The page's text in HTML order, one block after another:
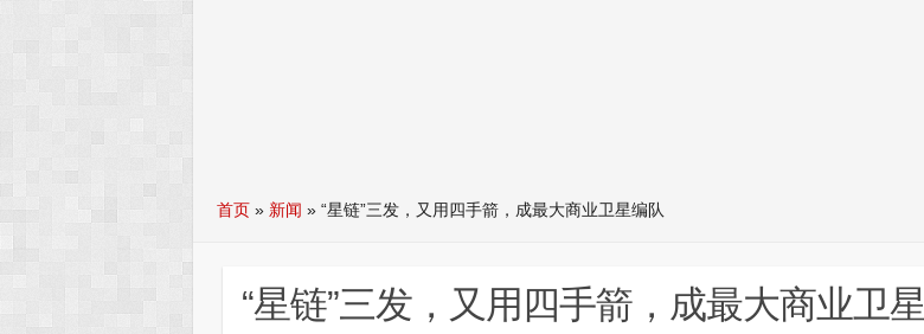
首页 » 新闻 » “星链”三发，又用四手箭，成最大商业卫星编队
“星链”三发，又用四手箭，成最大商业卫星